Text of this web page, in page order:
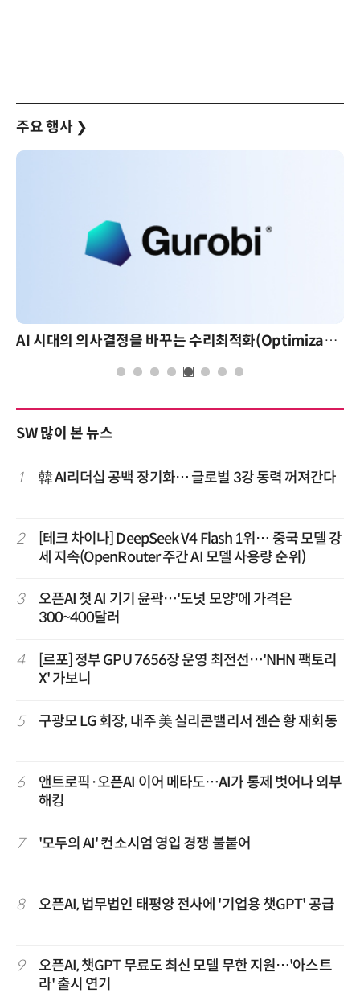
주요 행사 ❯
AI 시대의 의사결정을 바꾸는 수리최적화(Optimization): 실제 산업 적용 사례와 활용 전략 AI 핀
SW 많이 본 뉴스
1 韓 AI리더십 공백 장기화… 글로벌 3강 동력 꺼져간다
2
[테크 차이나] DeepSeek V4 Flash 1위… 중국 모델 강
세 지속(OpenRouter 주간 AI 모델 사용량 순위)
3
오픈AI 첫 AI 기기 윤곽…'도넛 모양'에 가격은
300~400달러
4
[르포] 정부 GPU 7656장 운영 최전선…'NHN 팩토리
X' 가보니
5 구광모 LG 회장, 내주 美 실리콘밸리서 젠슨 황 재회동
6
앤트로픽·오픈AI 이어 메타도…AI가 통제 벗어나 외부
해킹
7 '모두의 AI' 컨소시엄 영입 경쟁 불붙어
8 오픈AI, 법무법인 태평양 전사에 '기업용 챗GPT' 공급
9
오픈AI, 챗GPT 무료도 최신 모델 무한 지원…'아스트
라' 출시 연기